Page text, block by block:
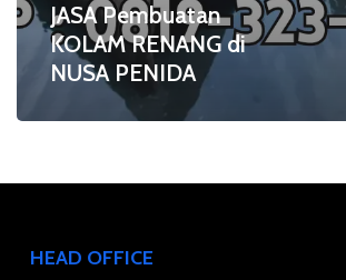
JASA Pembuatan
KOLAM RENANG di
NUSA PENIDA
HEAD OFFICE